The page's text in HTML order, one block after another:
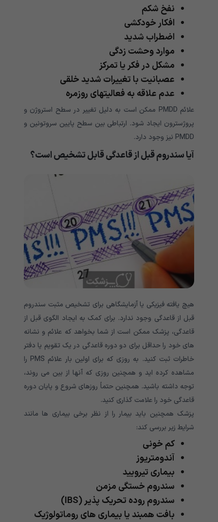
نفخ شکم
افکار خودکشی
اضطراب شدید
موارد وحشت زدگی
مشکل در فکر یا تمرکز
عصبانیت با تغییرات شدید خلقی
عدم علاقه به فعالیتهای روزمره
علائم PMDD ممکن است به دلیل تغییر در سطح استروژن و
پروژسترون ایجاد شود. ارتباطی بین سطح پایین سروتونین و
PMDD نیز وجود دارد.
آیا سندروم قبل از قاعدگیقابل تشخیص است؟
هیچ یافته فیزیکی یا آزمایشگاهی برای تشخیص مثبت سندروم
قبل از قاعدگی وجود ندارد. برای کمک به ایجاد الگوی قبل از
قاعدگی، پزشک ممکن است از شما بخواهد که علائم و نشانه
های خود را حداقل برای دو دوره قاعدگی در یک تقویم یا دفتر
خاطرات ثبت کنید. به روزی که برای اولین بار علائم PMS را
مشاهده کرده اید و همچنین روزی که آنها از بین می روند،
توجه داشته باشید. همچنین حتماً روزهای شروع و پایان دوره
قاعدگی خود را علامت گذاری کنید.
پزشک همچنین باید بیمار را از نظر برخی بیماری ها مانند
شرایط زیر بررسی کند:
کم خونی
آندومتریوز
بیماری تیرویید
سندروم خستگی مزمن
سندروم روده تحریک پذیر (IBS)
بافت همبند یا بیماری های روماتولوژیک